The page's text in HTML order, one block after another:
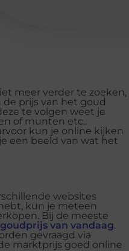
meer verder te zoeken,
prijs van het goud
te volgen weet je
of munten etc..
kun je online kijken
een beeld van wat het
websites
kun je meteen
Bij de meeste
goudprijs van vandaag.
gevraagd via
marktprijs goed online